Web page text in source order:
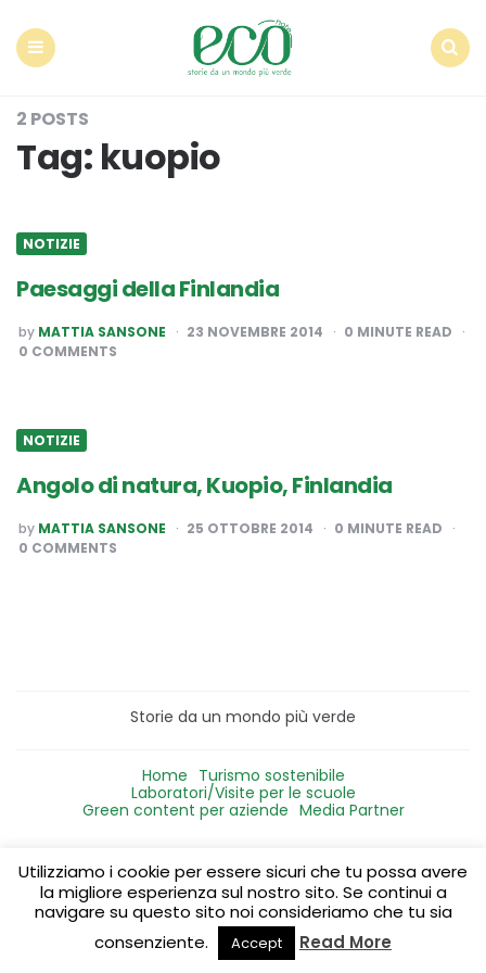
2 POSTS
Tag: kuopio
NOTIZIE
Paesaggi della Finlandia
POSTED
BY
by MATTIA SANSONE 23 NOVEMBRE 2014 0 MINUTE READ
0 COMMENTS
NOTIZIE
Angolo di natura, Kuopio, Finlandia
POSTED
BY
by MATTIA SANSONE 25 OTTOBRE 2014 0 MINUTE READ
0 COMMENTS
Storie da un mondo più verde
Home Turismo sostenibile
Laboratori/Visite per le scuole
Green content per aziende Media Partner
Utilizziamo i cookie per essere sicuri che tu possa avere
la migliore esperienza sul nostro sito. Se continui a
navigare su questo sito noi consideriamo che tu sia
consenziente.
Accept Read More